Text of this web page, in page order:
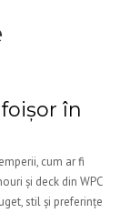
în
cum ar fi
și deck din WPC
stil și preferințe